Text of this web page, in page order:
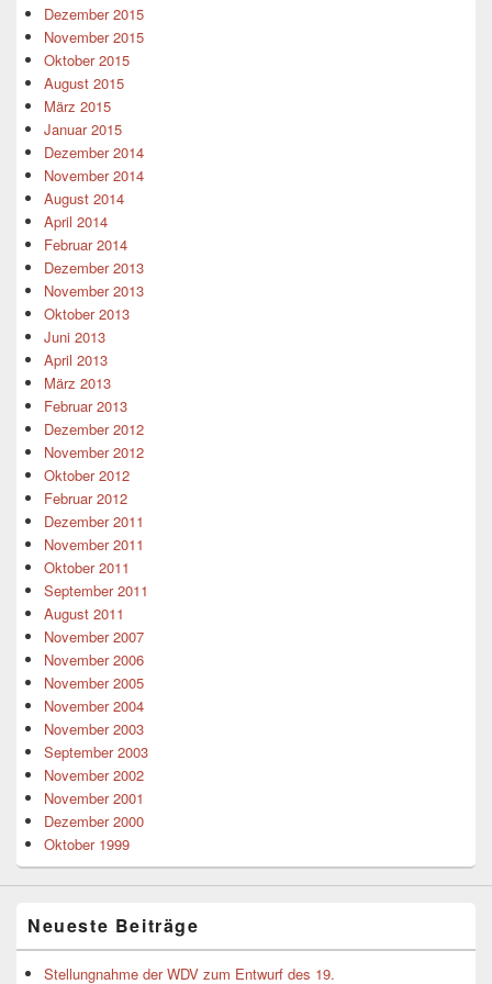
Dezember 2015
November 2015
Oktober 2015
August 2015
März 2015
Januar 2015
Dezember 2014
November 2014
August 2014
April 2014
Februar 2014
Dezember 2013
November 2013
Oktober 2013
Juni 2013
April 2013
März 2013
Februar 2013
Dezember 2012
November 2012
Oktober 2012
Februar 2012
Dezember 2011
November 2011
Oktober 2011
September 2011
August 2011
November 2007
November 2006
November 2005
November 2004
November 2003
September 2003
November 2002
November 2001
Dezember 2000
Oktober 1999
Neueste Beiträge
Stellungnahme der WDV zum Entwurf des 19.